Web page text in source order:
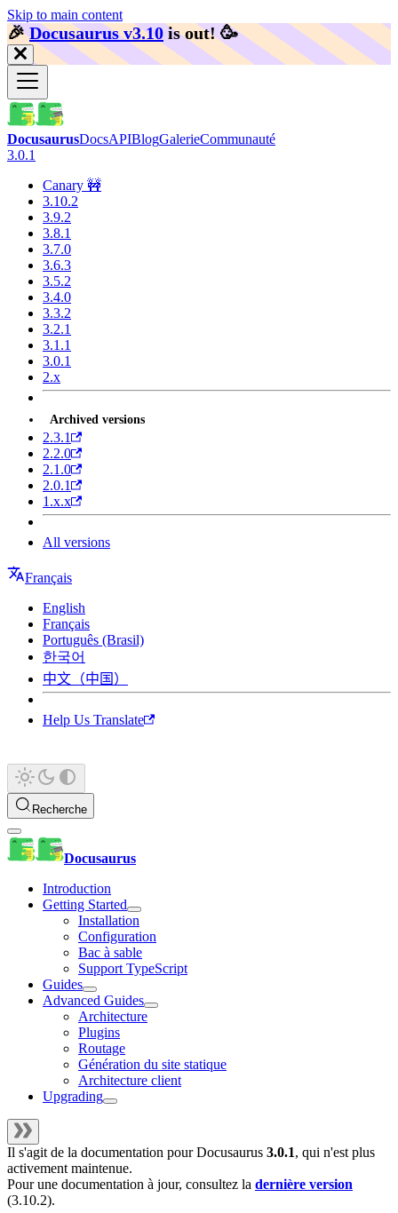
Skip to main content
🎉️Docusaurus v3.10 is out! 🥳️
DocusaurusDocsAPIBlogGalerieCommunauté
3.0.1
Canary 🚧
3.10.2
3.9.2
3.8.1
3.7.0
3.6.3
3.5.2
3.4.0
3.3.2
3.2.1
3.1.1
3.0.1
2.x
Archived versions
2.3.1
2.2.0
2.1.0
2.0.1
1.x.x
All versions
Français
English
Français
Português (Brasil)
한국어
中文（中国）
Help Us Translate
Recherche
Docusaurus
Introduction
Getting Started
Installation
Configuration
Bac à sable
Support TypeScript
Guides
Advanced Guides
Architecture
Plugins
Routage
Génération du site statique
Architecture client
Upgrading
Il s'agit de la documentation pourDocusaurus 3.0.1, qui n'est plus
activement maintenue.
Pour une documentation à jour, consultez la dernière version
(3.10.2).